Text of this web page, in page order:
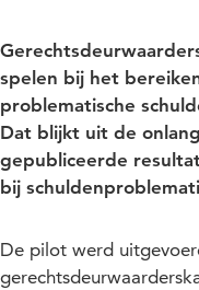
spelen bij het
problematische
Dat blijkt uit de
gepubliceerde
bij
De pilot werd